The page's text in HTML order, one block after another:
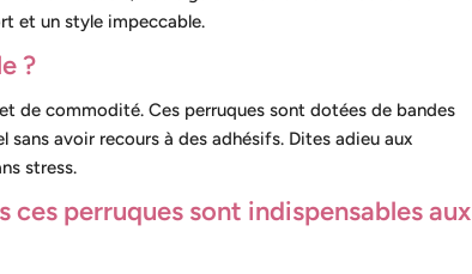
et un style impeccable.
?
de commodité. Ces perruques sont dotées de bandes
avoir recours à des adhésifs. Dites adieu aux
stress.
ces perruques sont indispensables aux